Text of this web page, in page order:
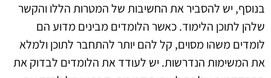
בנוסף, יש להסביר את החשיבות של המטרות הללו והקשר
שלהן לתוכן הלימוד. כאשר הלומדים מבינים מדוע הם
לומדים משהו מסוים, קל להם יותר להתחבר לתוכן ולמלא
את המשימות הנדרשות. יש לעודד את הלומדים לבדוק את